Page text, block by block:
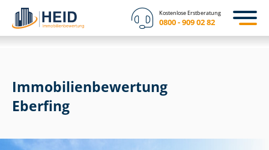
Kostenlose Erstberatung
0800 - 909 02 82
Immobilien­bewertung
Eberfing